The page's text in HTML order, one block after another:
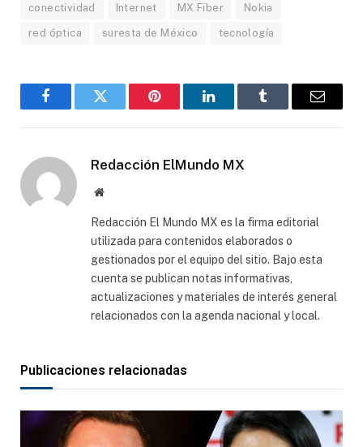
conectividad Internet MX Fiber Nokia
red óptica suresta de México tecnología
FacebookGorjeo Pinterest LinkedInTumblr
Correo
Redacción ElMundo MX
Sitio
Redacción El Mundo MX es la firma editorial
utilizada para contenidos elaborados o
gestionados por el equipo del sitio. Bajo esta
cuenta se publican notas informativas,
actualizaciones y materiales de interés general
relacionados con la agenda nacional y local.
Publicaciones relacionadas